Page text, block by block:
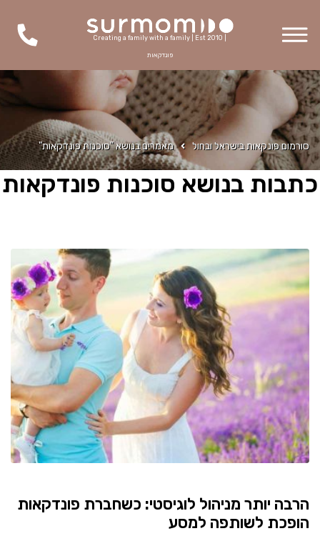
Creating a family with a family | Est 2010 |
פונדקאות
סורמום פונקאות בישראל ובחול מאמרים בנושא "סוכנות פונדקאות"
כתבות בנושא סוכנות פונדקאות
הרבה יותר מניהול לוגיסטי: כשחברת פונדקאות
הופכת לשותפה למסע